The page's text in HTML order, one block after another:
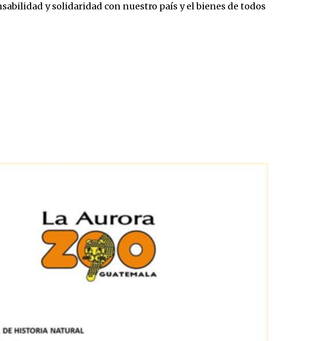
y solidaridad con nuestro país y el bienes de todos